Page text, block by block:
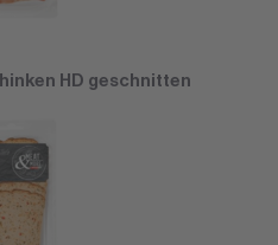
HD geschnitten